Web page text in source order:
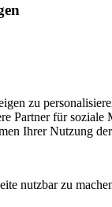
zu
Partner für
Ihrer Nutzung
nutzbar zu